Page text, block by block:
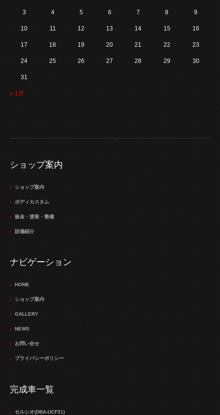
« 1月
3 4 5 6 7 8 9
10 11 12 13 14 15 16
17 18 19 20 21 22 23
24 25 26 27 28 29 30
31
ショップ案内
ショップ案内
ボディカスタム
板金・塗装・整備
設備紹介
ナビゲーション
HOME
ショップ案内
GALLERY
NEWS
お問い合せ
プライバシーポリシー
完成車一覧
セルシオ(DBA-UCF31)